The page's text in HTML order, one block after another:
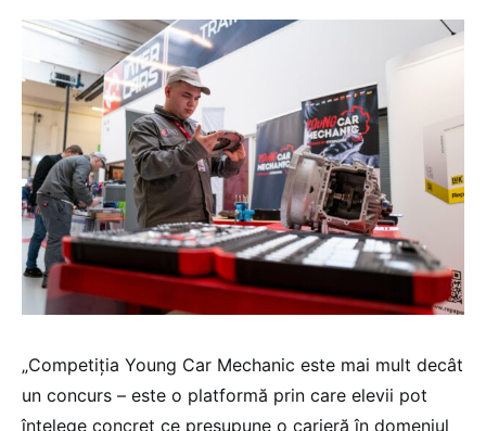
„Competiția Young Car Mechanic este mai mult decât
un concurs – este o platformă prin care elevii pot
înțelege concret ce presupune o carieră în domeniul